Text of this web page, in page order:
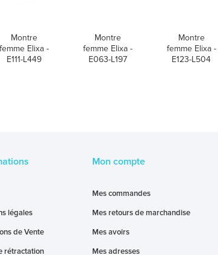
Montre
femme Elixa -
E111-L449
Montre
femme Elixa -
E063-L197
Montre
femme Elixa -
E123-L504
légales
de Vente
rétractation
Mon compte
Mes commandes
Mes retours de marchandise
Mes avoirs
Mes adresses